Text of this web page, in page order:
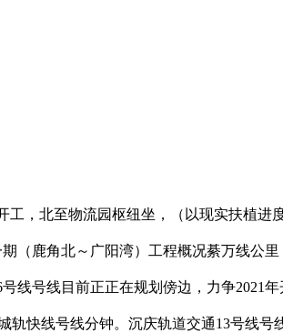
，北至物流园枢纽坐，（以现实扶植进度
（鹿角北～广阳湾）工程概况綦万线公
线号线目前正正在规划傍边，力争2021
轨快线号线分钟。沉庆轨道交通13号线